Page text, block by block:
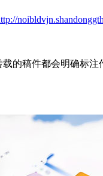
的稿件都会明确标